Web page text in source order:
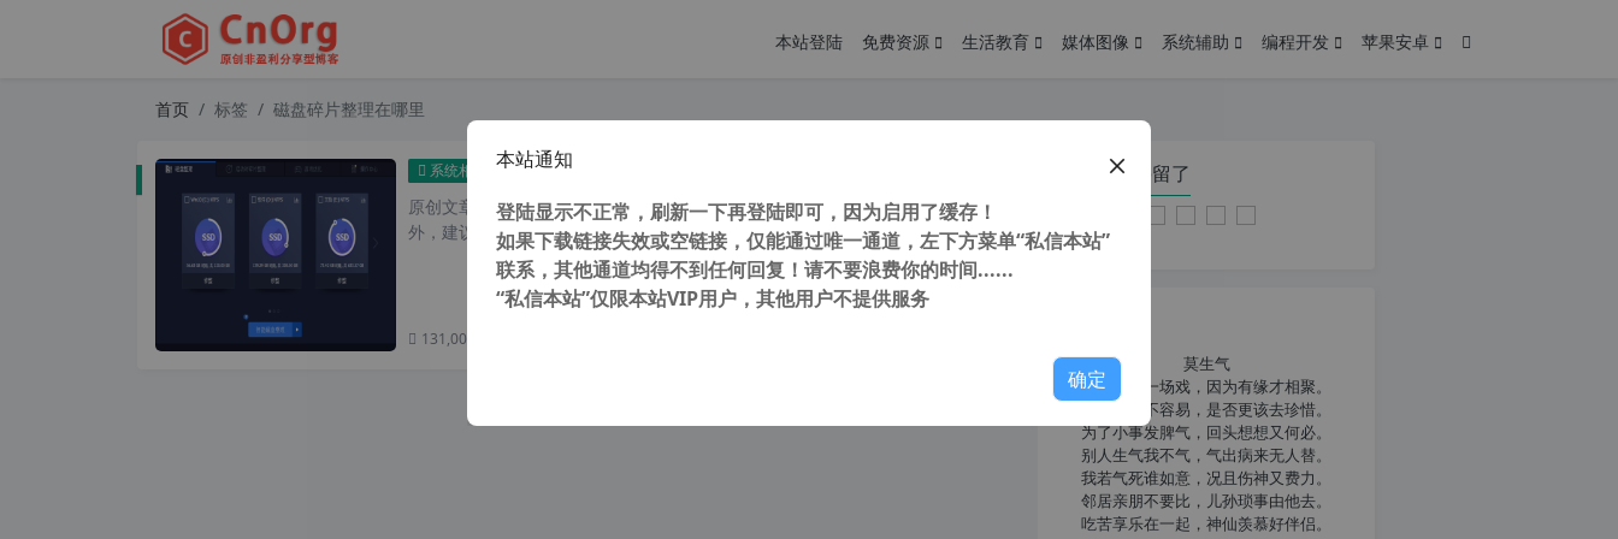
本站登陆 免费资源 生活教育 媒体图像 系统辅助 编程开发 苹果安卓
首页 标签 磁盘碎片整理在哪里
系统相关 IObit Smart Defrag Pro 8.5.0.299 磁盘碎片整理工具 简体中文版
原创文章，转载请注明： 转载自 cnorg.12hp.de 注意： 由于网站空间位于国
外，建议避开晚上的访问高...
131,008 次浏览
您在本页停留了
莫生气
人生就像一场戏，因为有缘才相聚。
相扶到老不容易，是否更该去珍惜。
为了小事发脾气，回头想想又何必。
别人生气我不气，气出病来无人替。
我若气死谁如意，况且伤神又费力。
邻居亲朋不要比，儿孙琐事由他去。
吃苦享乐在一起，神仙羡慕好伴侣。
本站通知
登陆显示不正常，刷新一下再登陆即可，因为启用了缓存！
如果下载链接失效或空链接，仅能通过唯一通道，左下方菜单“私信本站”
联系，其他通道均得不到任何回复！请不要浪费你的时间......
“私信本站”仅限本站VIP用户，其他用户不提供服务
确定